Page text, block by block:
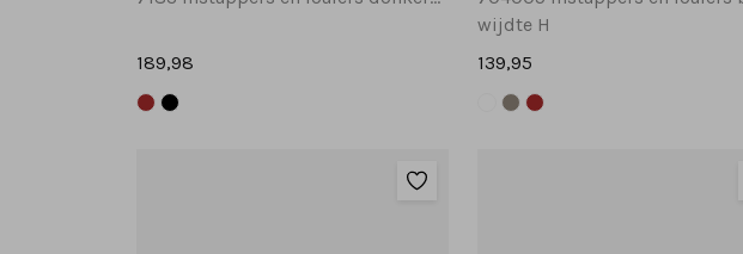
189,98
wijdte H
139,95